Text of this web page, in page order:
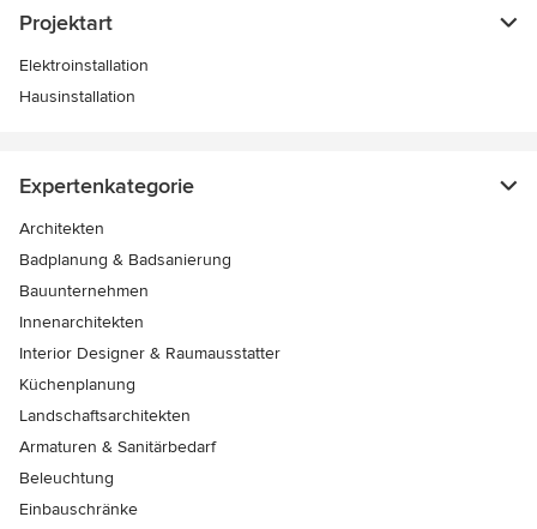
Projektart
Elektroinstallation
Hausinstallation
Expertenkategorie
Architekten
Badplanung & Badsanierung
Bauunternehmen
Innenarchitekten
Interior Designer & Raumausstatter
Küchenplanung
Landschaftsarchitekten
Armaturen & Sanitärbedarf
Beleuchtung
Einbauschränke